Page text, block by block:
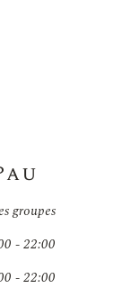
groupes
- 22:00
- 22:00